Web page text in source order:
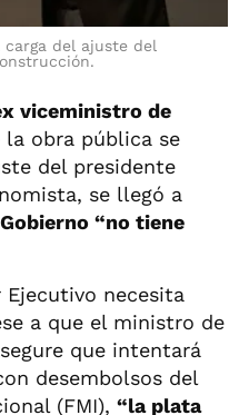
carga del ajuste del
viceministro de
obra pública se
del presidente
se llegó a
“no tiene
Ejecutivo necesita
a que el ministro de
que intentará
desembolsos del
(FMI), “la plata